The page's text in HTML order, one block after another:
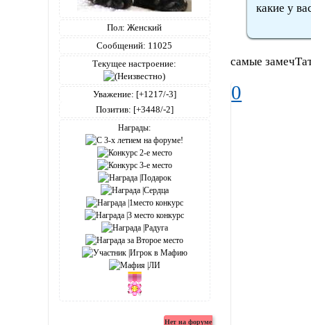
Пол: Женский
Сообщений: 11025
Текущее настроение:
Уважение: [+1217/-3]
Позитив: [+3448/-2]
Награды:
какие у
самые
0